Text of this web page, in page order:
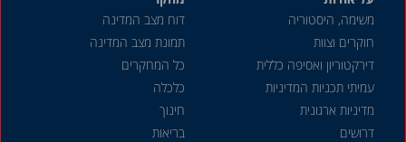
משימה, היסטוריה
חוקרים וצוות
דירקטוריון ואסיפה כללית
עמיתי תכניות המדיניות
מדיניות ארגונית
דרושים
דוח מצב המדינה
תמונת מצב המדינה
כל המחקרים
כלכלה
חינוך
בריאות